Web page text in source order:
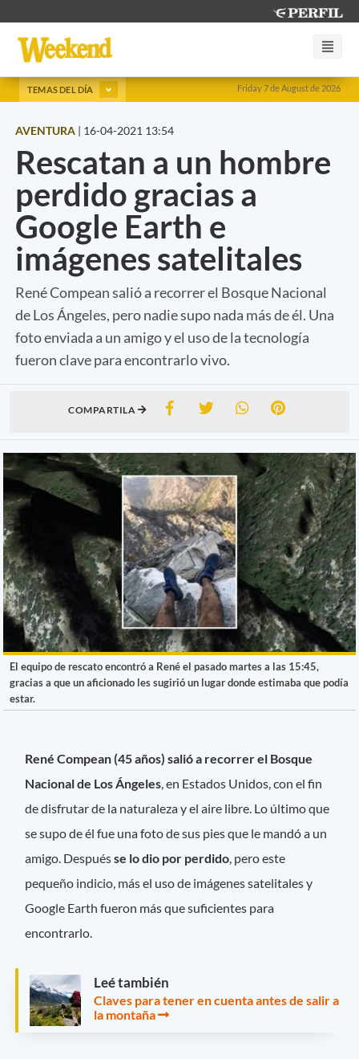
Friday 7 de August de 2026
TEMAS DEL DÍA
AVENTURA | 16-04-2021 13:54
Rescatan a un hombre
perdido gracias a
Google Earth e
imágenes satelitales
René Compean salió a recorrer el Bosque Nacional
de Los Ángeles, pero nadie supo nada más de él. Una
foto enviada a un amigo y el uso de la tecnología
fueron clave para encontrarlo vivo.
COMPARTILA
El equipo de rescato encontró a René el pasado martes a las 15:45,
gracias a que un aficionado les sugirió un lugar donde estimaba que podía
estar.
René Compean (45 años) salió a recorrer el Bosque
Nacional de Los Ángeles , en Estados Unidos, con el fin
de disfrutar de la naturaleza y el aire libre. Lo último que
se supo de él fue una foto de sus pies que le mandó a un
amigo. Despuésse lo dio por perdido , pero este
pequeño indicio, más el uso de imágenes satelitales y
Google Earth fueron más que suficientes para
encontrarlo.
Leé también
Claves para tener en cuenta antes de salir a
la montaña